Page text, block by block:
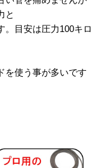
と
圧力100キロ
使う事が多いです